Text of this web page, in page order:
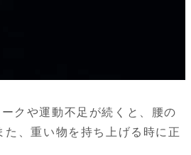
クや運動不足が続くと、腰の
、重い物を持ち上げる時に正